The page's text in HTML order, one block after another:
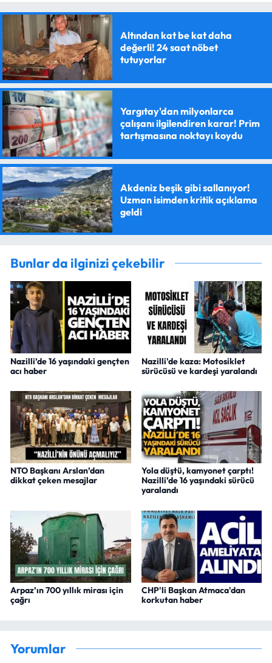
Altından kat be kat daha
değerli! 24 saat nöbet
tutuyorlar
Yargıtay'dan milyonlarca
çalışanı ilgilendiren karar! Prim
tartışmasına noktayı koydu
Akdeniz beşik gibi sallanıyor!
Uzman isimden kritik açıklama
geldi
Bunlar da ilginizi çekebilir
Nazilli’de 16 yaşındaki gençten
acı haber
Nazilli'de kaza: Motosiklet
sürücüsü ve kardeşi yaralandı
NTO Başkanı Arslan’dan
dikkat çeken mesajlar
Yola düştü, kamyonet çarptı!
Nazilli’de 16 yaşındaki sürücü
yaralandı
Arpaz’ın 700 yıllık mirası için
çağrı
CHP'li Başkan Atmaca'dan
korkutan haber
Yorumlar